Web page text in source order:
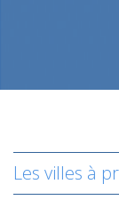
Les villes à